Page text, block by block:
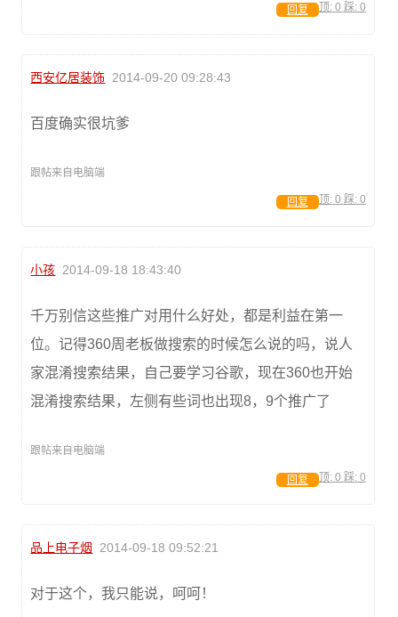
顶: 0 踩: 0
回复
西安亿居装饰 2014-09-20 09:28:43
百度确实很坑爹
跟帖来自电脑端
顶: 0 踩: 0
回复
小孩 2014-09-18 18:43:40
千万别信这些推广对用什么好处，都是利益在第一
位。记得360周老板做搜索的时候怎么说的吗，说人
家混淆搜索结果，自己要学习谷歌，现在360也开始
混淆搜索结果，左侧有些词也出现8，9个推广了
跟帖来自电脑端
顶: 0 踩: 0
回复
品上电子烟 2014-09-18 09:52:21
对于这个，我只能说，呵呵！